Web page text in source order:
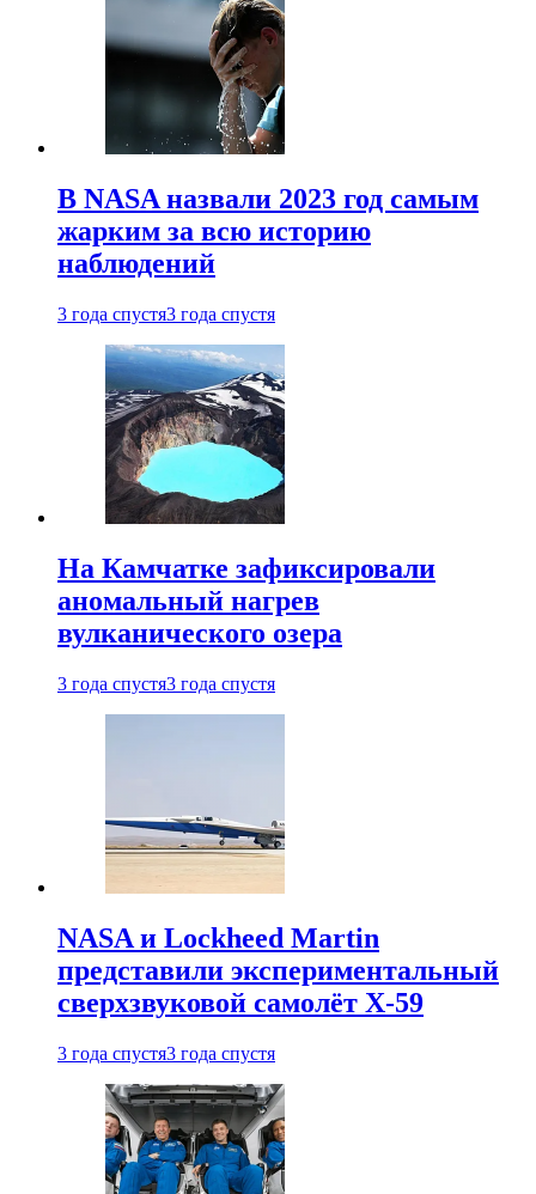
В NASA назвали 2023 год самым
жарким за всю историю
наблюдений
3 года спустя3 года спустя
На Камчатке зафиксировали
аномальный нагрев
вулканического озера
3 года спустя3 года спустя
NASA и Lockheed Martin
представили экспериментальный
сверхзвуковой самолёт X-59
3 года спустя3 года спустя